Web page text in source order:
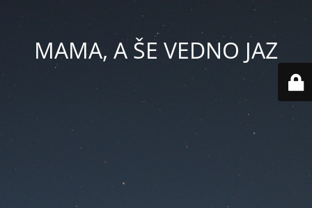
MAMA, A ŠE VEDNO JAZ